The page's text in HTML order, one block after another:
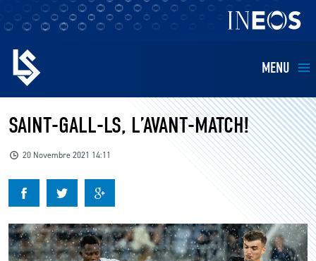
MENU
EQUIPES
BILLETTERIE
FANS
KIDS
SAINT-GALL-LS, L’AVANT-MATCH!
20 Novembre 2021 14:11